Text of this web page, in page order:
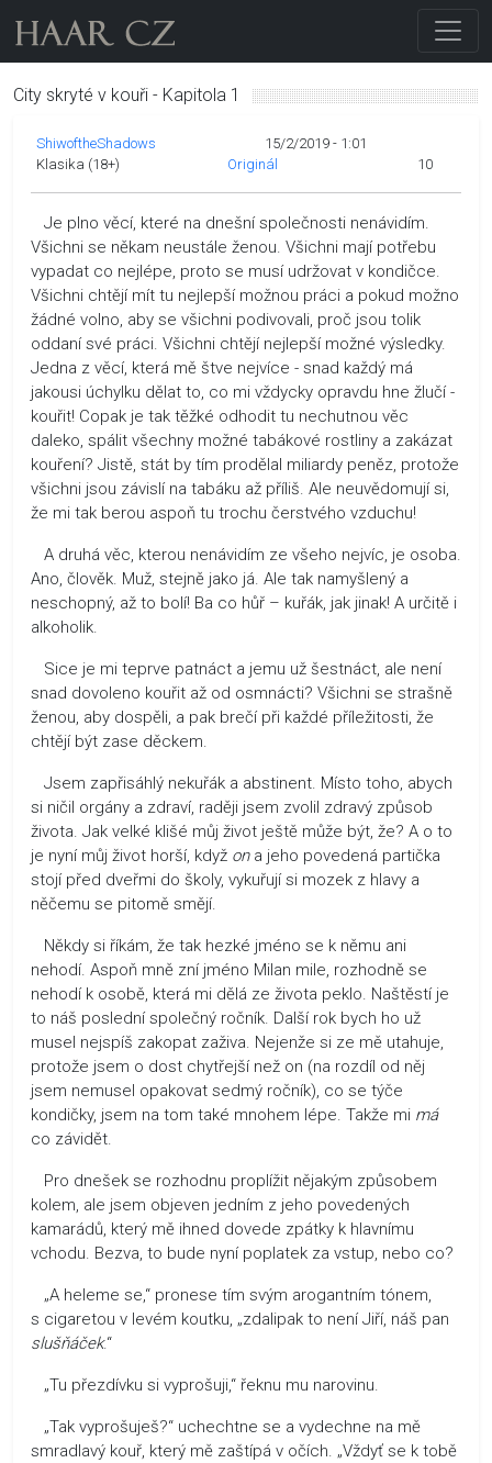
City skryté v kouři - Kapitola 1
ShiwoftheShadows
15/2/2019 - 1:01
Klasika (18+)
Originál 10
Je plno věcí, které na dnešní společnosti nenávidím.
Všichni se někam neustále ženou. Všichni mají potřebu
vypadat co nejlépe, proto se musí udržovat v kondičce.
Všichni chtějí mít tu nejlepší možnou práci a pokud možno
žádné volno, aby se všichni podivovali, proč jsou tolik
oddaní své práci. Všichni chtějí nejlepší možné výsledky.
Jedna z věcí, která mě štve nejvíce - snad každý má
jakousi úchylku dělat to, co mi vždycky opravdu hne žlučí -
kouřit! Copak je tak těžké odhodit tu nechutnou věc
daleko, spálit všechny možné tabákové rostliny a zakázat
kouření? Jistě, stát by tím prodělal miliardy peněz, protože
všichni jsou závislí na tabáku až příliš. Ale neuvědomují si,
že mi tak berou aspoň tu trochu čerstvého vzduchu!
A druhá věc, kterou nenávidím ze všeho nejvíc, je osoba.
Ano, člověk. Muž, stejně jako já. Ale tak namyšlený a
neschopný, až to bolí! Ba co hůř – kuřák, jak jinak! A určitě i
alkoholik.
Sice je mi teprve patnáct a jemu už šestnáct, ale není
snad dovoleno kouřit až od osmnácti? Všichni se strašně
ženou, aby dospěli, a pak brečí při každé příležitosti, že
chtějí být zase děckem.
Jsem zapřisáhlý nekuřák a abstinent. Místo toho, abych
si ničil orgány a zdraví, raději jsem zvolil zdravý způsob
života. Jak velké klišé můj život ještě může být, že? A o to
je nyní můj život horší, když ona jeho povedená partička
stojí před dveřmi do školy, vykuřují si mozek z hlavy a
něčemu se pitomě smějí.
Někdy si říkám, že tak hezké jméno se k němu ani
nehodí. Aspoň mně zní jméno Milan mile, rozhodně se
nehodí k osobě, která mi dělá ze života peklo. Naštěstí je
to náš poslední společný ročník. Další rok bych ho už
musel nejspíš zakopat zaživa. Nejenže si ze mě utahuje,
protože jsem o dost chytřejší než on (na rozdíl od něj
jsem nemusel opakovat sedmý ročník), co se týče
kondičky, jsem na tom také mnohem lépe. Takže mi má
co závidět.
Pro dnešek se rozhodnu proplížit nějakým způsobem
kolem, ale jsem objeven jedním z jeho povedených
kamarádů, který mě ihned dovede zpátky k hlavnímu
vchodu. Bezva, to bude nyní poplatek za vstup, nebo co?
„A heleme se,“ pronese tím svým arogantním tónem,
s cigaretou v levém koutku, „zdalipak to není Jiří, náš pan
slušňáček.“
„Tu přezdívku si vyprošuji,“ řeknu mu narovinu.
„Tak vyprošuješ?“ uchechtne se a vydechne na mě
smradlavý kouř, který mě zaštípá v očích. „Vždyť se k tobě